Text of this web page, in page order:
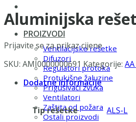
PROIZVODI
Ventilacijske rešetke
Difuzori
Regulatori protoka
Protukišne žaluzine
Prigušivači zvuka
Ventilatori
Zaštita od požara
Ostali proizvodi
Aluminijska
Prijavite se za prikaz cijene
SKU: AMI0000000691 Kategorije:
Dodatne informacije
Tip rešetke ALS-L